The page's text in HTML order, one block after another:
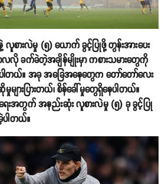
လူစားလဲမှု (၅) ယောက် ခွင့်ပြုဖို့ တွန်းအားပေး
လို ခက်ခဲတဲ့အချိန်မျိုးမှာ ကစားသမားတွေကို
တယ်။ အခု အခြေအနေတွေက တော်တော်လေး
ျားပြားတယ်၊ စိန်ခေါ်မှုတွေရှိနေပါတယ်။
ရေးအတွက် အနည်းဆုံး လူစားလဲမှု (၅) ခု ခွင့်ပြု
ပါတယ်။